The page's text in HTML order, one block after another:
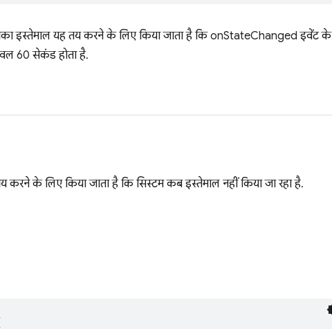
इस्तेमाल यह तय करने के लिए किया जाता है कि onStateChanged इवेंट के
60 सेकंड होता है.
करने के लिए किया जाता है कि सिस्टम कब इस्तेमाल नहीं किया जा रहा है.